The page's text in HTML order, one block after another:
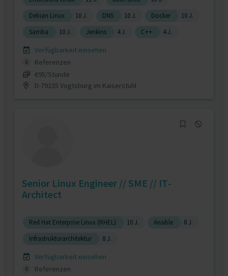
Debian Linux
10 J. DNS 10 J. Docker
10 J.
Samba
10 J. Jenkins 4 J. C++ 4 J.
Verfügbarkeit einsehen
0
Referenzen
€95/Stunde
D-79235 Vogtsburg im Kaiserstuhl
Senior Linux Engineer // SME // IT-
Architect
Red Hat Enterprise Linux (RHEL) 10 J. Ansible
8 J.
Infrastrukturarchitektur
8 J.
Verfügbarkeit einsehen
0
Referenzen